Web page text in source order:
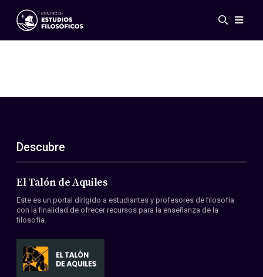
Eventos
ES
EN
Acerca de nosotros
Miembros
Convenios
Descubre
El Talón de Aquiles
Este es un portal dirigido a estudiantes y profesores de filosofía
con la finalidad de ofrecer recursos para la enseñanza de la
filosofía.